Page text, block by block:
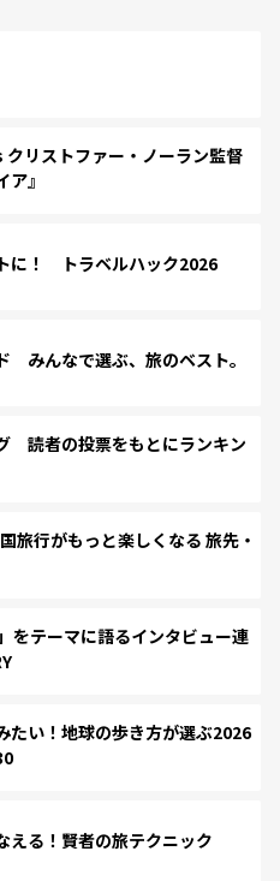
リストファー・ノーラン監督
』
に！ トラベルハック2026
みんなで選ぶ、旅のベスト。
読者の投票をもとにランキン
行がもっと楽しくなる 旅先・
をテーマに語るインタビュー連
たい！地球の歩き方が選ぶ2026
える！賢者の旅テクニック